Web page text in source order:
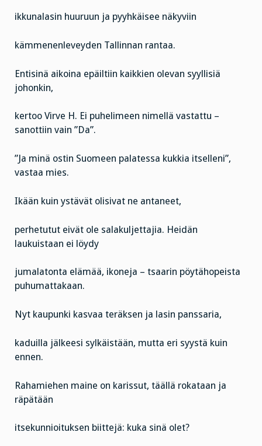
ikkunalasin huuruun ja pyyhkäisee näkyviin
kämmenenleveyden Tallinnan rantaa.
Entisinä aikoina epäiltiin kaikkien olevan syyllisiä
johonkin,
kertoo Virve H. Ei puhelimeen nimellä vastattu –
sanottiin vain ”Da”.
”Ja minä ostin Suomeen palatessa kukkia itselleni”,
vastaa mies.
Ikään kuin ystävät olisivat ne antaneet,
perhetutut eivät ole salakuljettajia. Heidän
laukuistaan ei löydy
jumalatonta elämää, ikoneja – tsaarin pöytähopeista
puhumattakaan.
Nyt kaupunki kasvaa teräksen ja lasin panssaria,
kaduilla jälkeesi sylkäistään, mutta eri syystä kuin
ennen.
Rahamiehen maine on karissut, täällä rokataan ja
räpätään
itsekunnioituksen biittejä: kuka sinä olet?